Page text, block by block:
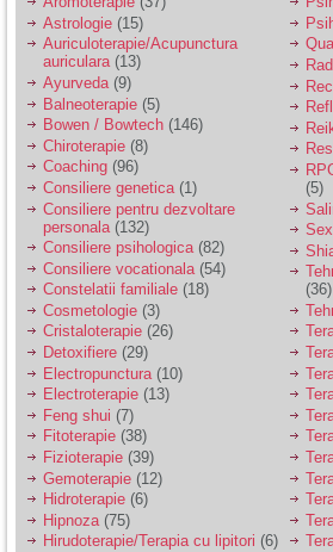
Astrologie (15)
Auriculoterapie/Acupunctura
auriculara(13)
Ayurveda (9)
Balneoterapie (5)
Bowen / Bowtech (146)
Chiroterapie (8)
Coaching (96)
Consiliere genetica (1)
Consiliere pentru dezvoltare
personala (132)
Consiliere psihologica(82)
Consiliere vocationala (54)
Constelatii familiale (18)
Cosmetologie (3)
Cristaloterapie (26)
Detoxifiere (29)
Electropunctura (10)
Electroterapie (13)
Feng shui (7)
Fitoterapie (38)
Fizioterapie (39)
Gemoterapie (12)
Hidroterapie (6)
Hipnoza (75)
Hirudoterapie/Terapia cu lipitori (6)
(5)
(36)